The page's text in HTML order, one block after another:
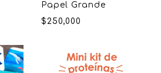
Papel Grande
$ 250,000